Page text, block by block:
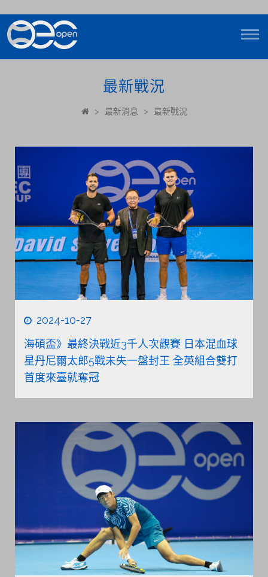
最新戰況
> 最新消息 > 最新戰況
2024-10-27
海碩盃》最終決戰近3千人次觀賽 日本混血球
星丹尼爾太郎5戰未失一盤封王 全英組合雙打
首度來臺就奪冠